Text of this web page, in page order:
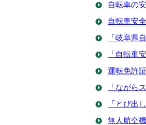
自転車の
自転車安
「岐阜県
「自転車
運転免許
「ながら
「とび出
無人航空